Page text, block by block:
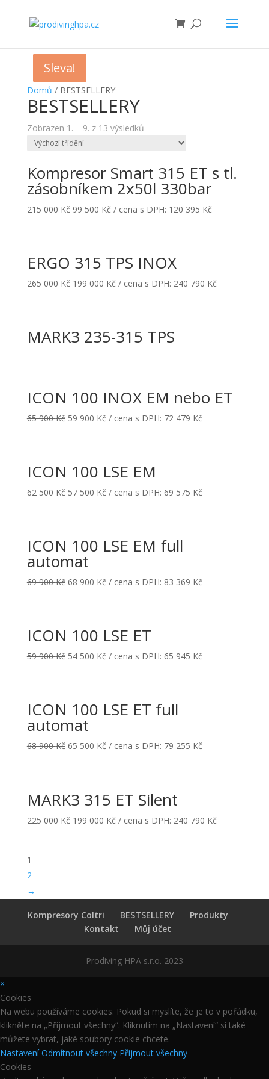
Domů / BESTSELLERY
BESTSELLERY
Zobrazen 1. – 9. z 13 výsledků
Sleva!
Kompresor Smart 315 ET s tl.
zásobníkem 2x50l 330bar
215 000Kč 99 500 Kč / cena s DPH: 120 395 Kč
Sleva!
ERGO 315 TPS INOX
265 000Kč 199 000 Kč / cena s DPH: 240 790 Kč
MARK3 235-315 TPS
Sleva!
ICON 100 INOX EM nebo ET
65 900Kč 59 900 Kč / cena s DPH: 72 479 Kč
Sleva!
ICON 100 LSE EM
62 500Kč 57 500 Kč / cena s DPH: 69 575 Kč
Sleva!
ICON 100 LSE EM full
automat
69 900Kč 68 900 Kč / cena s DPH: 83 369 Kč
Sleva!
ICON 100 LSE ET
59 900Kč 54 500 Kč / cena s DPH: 65 945 Kč
Sleva!
ICON 100 LSE ET full
automat
68 900Kč 65 500 Kč / cena s DPH: 79 255 Kč
Sleva!
MARK3 315 ET Silent
225 000Kč 199 000 Kč / cena s DPH: 240 790 Kč
1
2
→
Kompresory Coltri BESTSELLERY
Produkty
Kontakt
Můj účet
Prodiving HPA s.r.o. 2023
×
Cookies
Na webu používáme cookies. Pokud si myslíte, že je to v pořádku,
klikněte na „Přijmout všechny“. Kliknutím na „Nastavení“ si také
můžete vybrat, jaké soubory cookie chcete.
NastaveníOdmítnout všechny Přijmout všechny
Cookies